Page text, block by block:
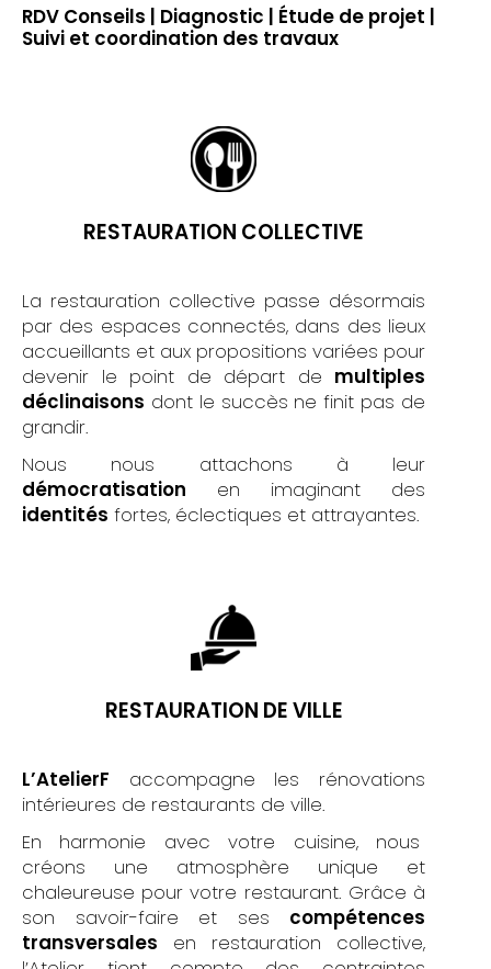
RDV Conseils | Diagnostic | Étude de projet |
Suivi et coordination des travaux
RESTAURATION COLLECTIVE
La restauration collective passe désormais
par des espaces connectés, dans des lieux
accueillants et aux propositions variées pour
devenir le point de départ de multiples
déclinaisons dont le succès ne finit pas de
grandir.
Nous nous attachons à leur
démocratisation en imaginant des
identités fortes, éclectiques et attrayantes.
RESTAURATION DE VILLE
L’AtelierF accompagne les rénovations
intérieures de restaurants de ville.
En harmonie avec votre cuisine, nous
créons une atmosphère unique et
chaleureuse pour votre restaurant. Grâce à
son savoir-faire et ses compétences
transversales en restauration collective,